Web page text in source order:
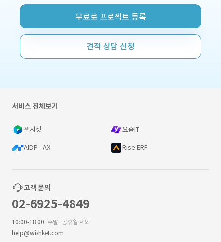
무료로 프로젝트 등록
견적 상담 신청
서비스 전체보기
위시켓 요즘IT
AIDP - AX Rise ERP
고객 문의
02-6925-4849
10:00-18:00 주말·공휴일 제외
help@wishket.com